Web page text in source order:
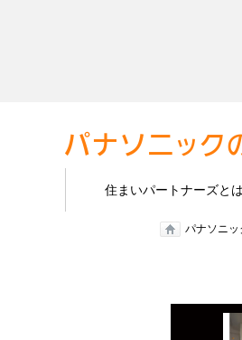
住まいパートナーズとは
パナソニ